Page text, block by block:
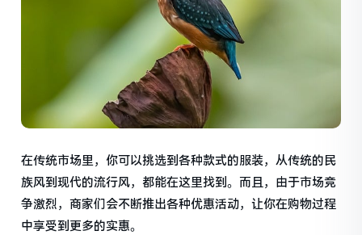
在传统市场里，你可以挑选到各种款式的服装，从传统的民
族风到现代的流行风，都能在这里找到。而且，由于市场竞
争激烈，商家们会不断推出各种优惠活动，让你在购物过程
中享受到更多的实惠。